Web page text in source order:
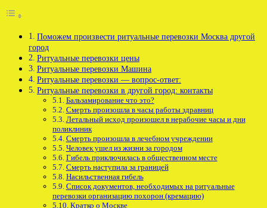
Поможем произвести ритуальные перевозки Москва другой
город
Ритуальные перевозки цены
Ритуальные перевозки Машина
Ритуальные перевозки — вопрос-ответ:
Ритуальные перевозки в другой город: контакты
Бальзамирование что это?
Смерть произошла в часы работы здравниц
Летальный исход произошел в нерабочие часы и дни
поликлиник
Смерть произошла в лечебном учреждении
Человек ушел из жизни за городом
Гибель приключилась в общественном месте
Смерть наступила за границей
Насильственная гибель
Список документов, необходимых на ритуальные
перевозки организацию похорон (кремацию)
Кратко о Москве